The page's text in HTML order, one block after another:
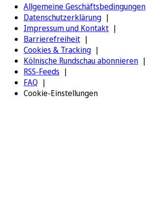
Allgemeine Geschäftsbedingungen
Datenschutzerklärung
Impressum und Kontakt
Barrierefreiheit
Cookies & Tracking
Kölnische Rundschau abonnieren
RSS-Feeds
FAQ
Cookie-Einstellungen